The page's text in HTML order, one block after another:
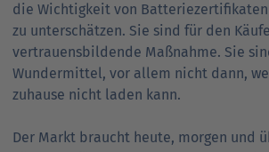
die Wichtigkeit von
zu unterschätzen. Sie sind für den
vertrauensbildende Maßnahme. Sie
Wundermittel, vor allem nicht dann,
zuhause nicht laden kann.
Der Markt braucht heute, morgen und